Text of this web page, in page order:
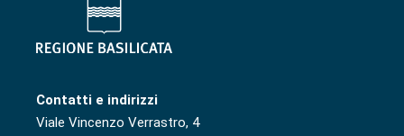
Contatti e indirizzi
Viale Vincenzo Verrastro, 4